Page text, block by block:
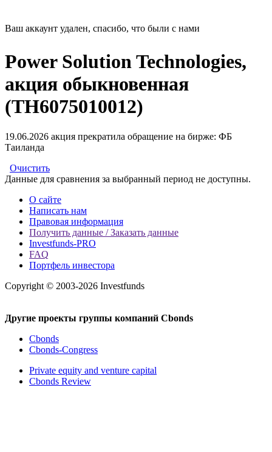
Ваш аккаунт удален, спасибо, что были с нами
Power Solution Technologies,
акция обыкновенная
(TH6075010012)
19.06.2026 акция прекратила обращение на бирже: ФБ
Таиланда
Очистить
Данные для сравнения за выбранный период не доступны.
О сайте
Написать нам
Правовая информация
Получить данные / Заказать данные
Investfunds-PRO
FAQ
Портфель инвестора
Copyright © 2003-2026 Investfunds
Другие проекты группы компаний Cbonds
Cbonds
Cbonds-Congress
Private equity and venture capital
Cbonds Review